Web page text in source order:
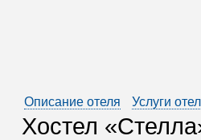
Описание отеля Услуги
Хостел